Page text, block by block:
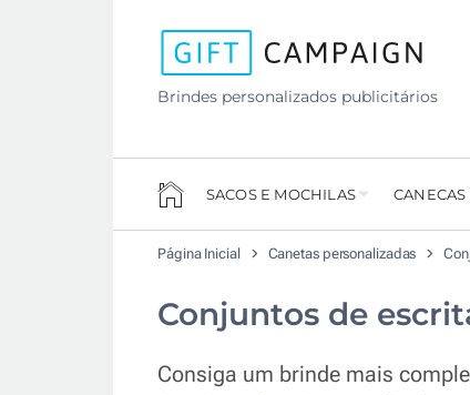
Brindes personalizados publicitários
SACOS E MOCHILAS CANECAS
Página Inicial Canetas personalizadas
Conjuntos de
Consiga um brinde mais